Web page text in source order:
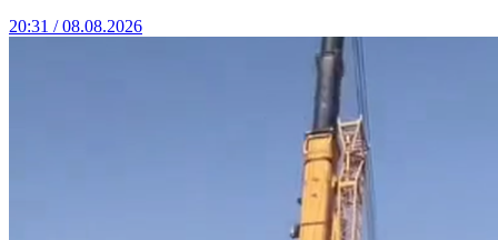
20:31 / 08.08.2026